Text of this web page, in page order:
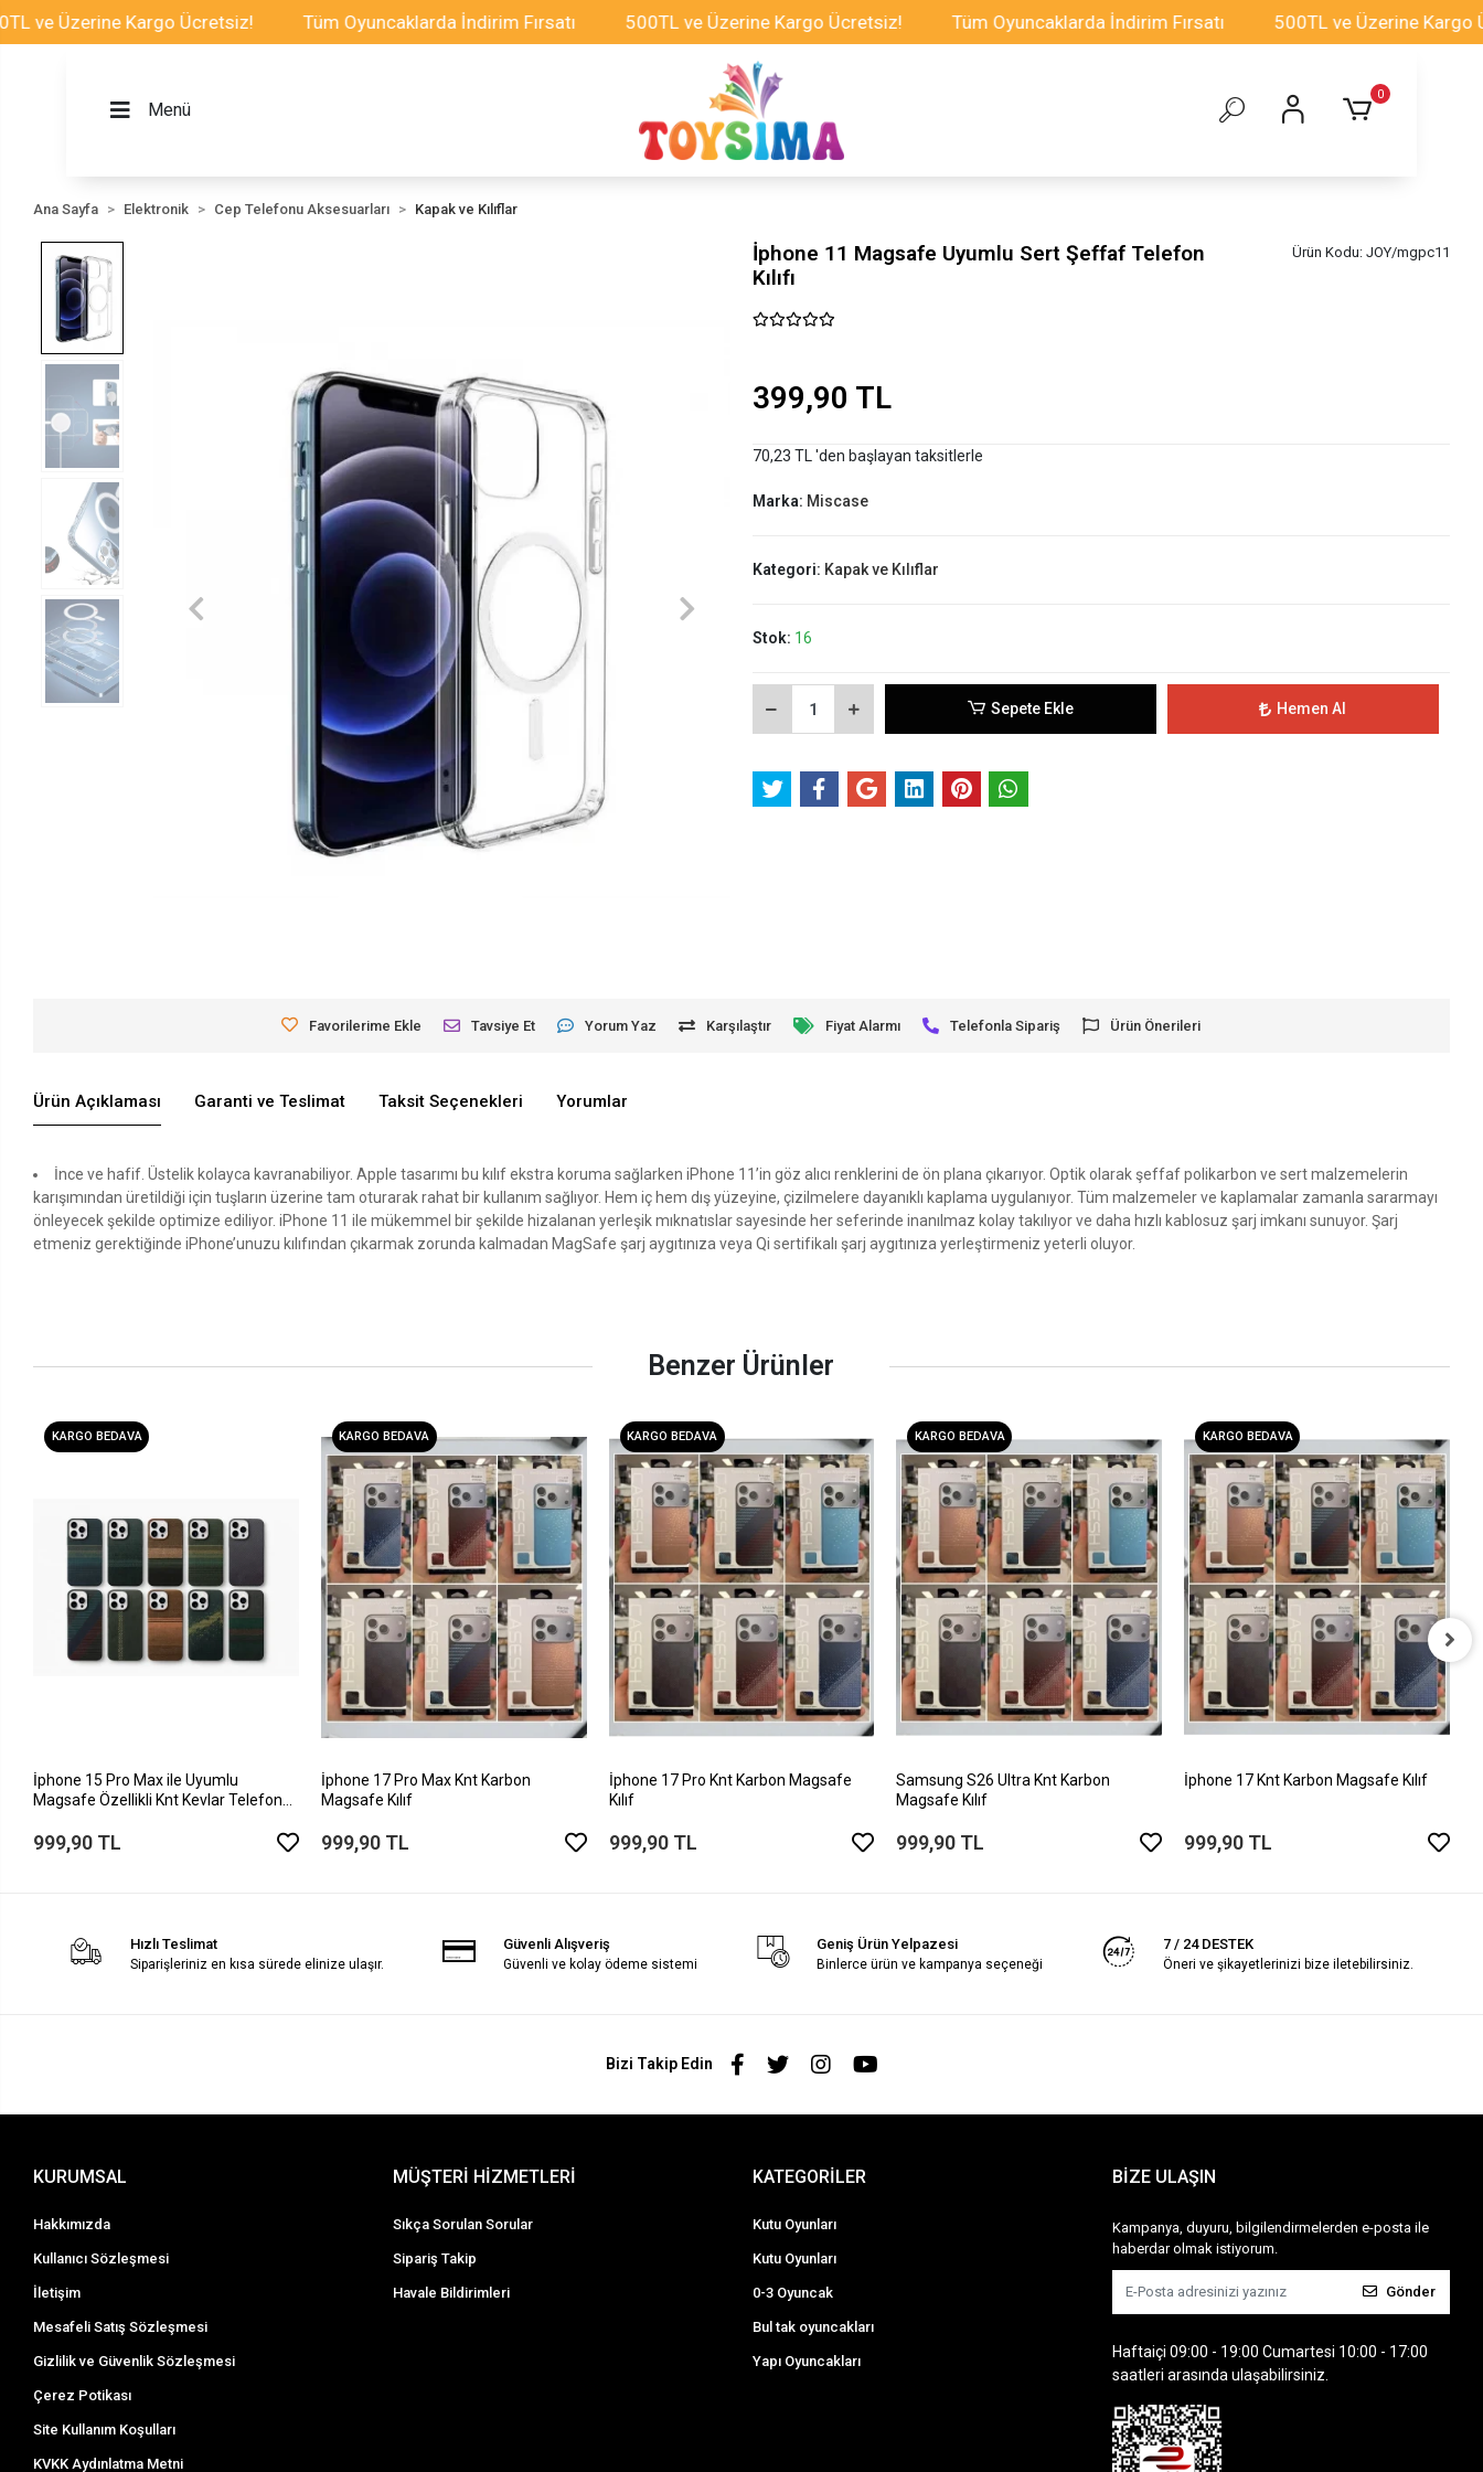
Kargo Ücretsiz! Tüm Oyuncaklarda İndirim Fırsatı 500TL ve Üzerine Kargo Ücretsiz! Tüm Oyuncaklarda İndirim Fırsatı 500TL ve Üzerine Kargo
Menü
0
Ana Sayfa Elektronik Cep Telefonu Aksesuarları Kapak ve Kılıflar
İphone 11 Magsafe Uyumlu Sert Şeffaf Telefon
Kılıfı
Ürün Kodu: JOY/mgpc11
399,90 TL
70,23 TL 'den başlayan taksitlerle
Marka: Miscase
Kategori: Kapak ve Kılıflar
Stok: 16
Sepete Ekle Hemen Al
Favorilerime Ekle Tavsiye Et Yorum Yaz Karşılaştır Fiyat Alarmı Telefonla Sipariş Ürün Önerileri
Ürün Açıklaması Garanti ve Teslimat Taksit Seçenekleri Yorumlar
İnce ve hafif. Üstelik kolayca kavranabiliyor. Apple tasarımı bu kılıf ekstra koruma sağlarken iPhone 11’in göz alıcı renklerini de ön plana çıkarıyor. Optik olarak şeffaf polikarbon ve sert malzemelerin
karışımından üretildiği için tuşların üzerine tam oturarak rahat bir kullanım sağlıyor. Hem iç hem dış yüzeyine, çizilmelere dayanıklı kaplama uygulanıyor. Tüm malzemeler ve kaplamalar zamanla sararmayı
önleyecek şekilde optimize ediliyor. iPhone 11 ile mükemmel bir şekilde hizalanan yerleşik mıknatıslar sayesinde her seferinde inanılmaz kolay takılıyor ve daha hızlı kablosuz şarj imkanı sunuyor. Şarj
etmeniz gerektiğinde iPhone’unuzu kılıfından çıkarmak zorunda kalmadan MagSafe şarj aygıtınıza veya Qi sertifikalı şarj aygıtınıza yerleştirmeniz yeterli oluyor.
Benzer Ürünler
KARGO BEDAVA
İphone 15 Pro Max ile Uyumlu
Magsafe Özellikli Knt Kevlar Telefon
999,90 TL
KARGO BEDAVA
İphone 17 Pro Max Knt Karbon
Magsafe Kılıf
999,90 TL
KARGO BEDAVA
İphone 17 Pro Knt Karbon Magsafe
Kılıf
999,90 TL
KARGO BEDAVA
Samsung S26 Ultra Knt Karbon
Magsafe Kılıf
999,90 TL
KARGO BEDAVA
İphone 17 Knt Karbon Magsafe Kılıf
999,90 TL
Hızlı Teslimat
Siparişleriniz en kısa sürede elinize ulaşır.
Güvenli Alışveriş
Güvenli ve kolay ödeme sistemi
Geniş Ürün Yelpazesi
Binlerce ürün ve kampanya seçeneği
7 / 24 DESTEK
Öneri ve şikayetlerinizi bize iletebilirsiniz.
Bizi Takip Edin
KURUMSAL
Hakkımızda
Kullanıcı Sözleşmesi
İletişim
Mesafeli Satış Sözleşmesi
Gizlilik ve Güvenlik Sözleşmesi
Çerez Potikası
Site Kullanım Koşulları
KVKK Aydınlatma Metni
MÜŞTERİ HİZMETLERİ
Sıkça Sorulan Sorular
Sipariş Takip
Havale Bildirimleri
KATEGORİLER
Kutu Oyunları
Kutu Oyunları
0-3 Oyuncak
Bul tak oyuncakları
Yapı Oyuncakları
BİZE ULAŞIN
Kampanya, duyuru, bilgilendirmelerden e-posta ile
haberdar olmak istiyorum.
Gönder
Haftaiçi 09:00 - 19:00 Cumartesi 10:00 - 17:00
saatleri arasında ulaşabilirsiniz.